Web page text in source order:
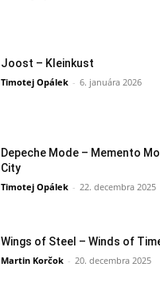
Joost – Kleinkust
Timotej Opálek - 6. januára 2026
Depeche Mode – Memento
City
Timotej Opálek - 22. decembra 2025
Wings of Steel – Winds of
Martin Korčok - 20. decembra 2025